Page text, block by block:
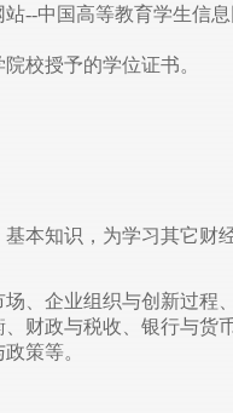
--中国高等教育学生信息
校授予的学位证书。
本知识，为学习其它财
、企业组织与创新过程
财政与税收、银行与货
策等。